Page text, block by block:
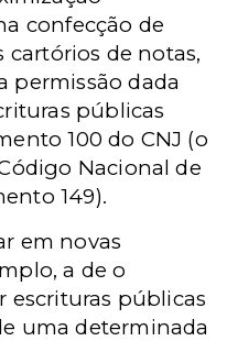
confecção de
cartórios de notas,
permissão dada
públicas
100 do CNJ (o
Nacional de
149).
em novas
a de o
escrituras públicas
uma determinada